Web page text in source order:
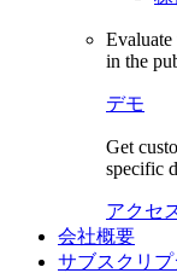
Evaluate
in the
デモ
Get
specific
アクセ
会社概要
サブスクリ